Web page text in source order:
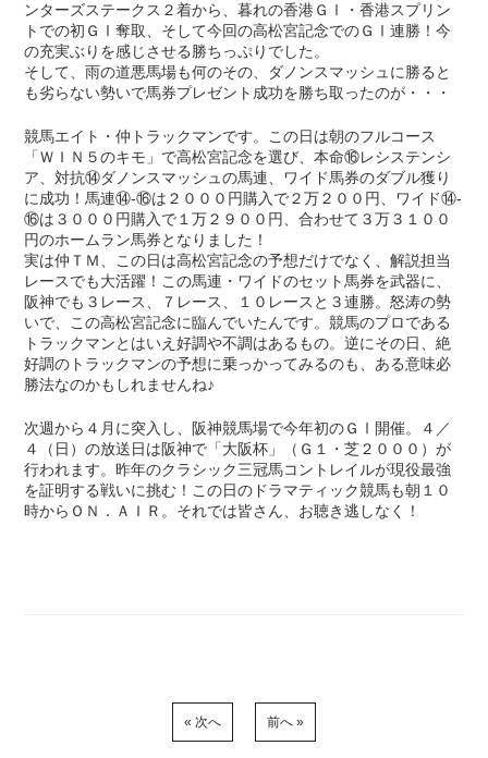
ンターズステークス２着から、暮れの香港ＧⅠ・香港スプリン
トでの初ＧⅠ奪取、そして今回の高松宮記念でのＧⅠ連勝！今
の充実ぶりを感じさせる勝ちっぷりでした。
そして、雨の道悪馬場も何のその、ダノンスマッシュに勝ると
も劣らない勢いで馬券プレゼント成功を勝ち取ったのが・・・
競馬エイト・仲トラックマンです。この日は朝のフルコース
「ＷＩＮ５のキモ」で高松宮記念を選び、本命⑯レシステンシ
ア、対抗⑭ダノンスマッシュの馬連、ワイド馬券のダブル獲り
に成功！馬連⑭-⑯は２０００円購入で２万２００円、ワイド⑭-
⑯は３０００円購入で１万２９００円、合わせて３万３１００
円のホームラン馬券となりました！
実は仲ＴＭ、この日は高松宮記念の予想だけでなく、解説担当
レースでも大活躍！この馬連・ワイドのセット馬券を武器に、
阪神でも３レース、７レース、１０レースと３連勝。怒涛の勢
いで、この高松宮記念に臨んでいたんです。競馬のプロである
トラックマンとはいえ好調や不調はあるもの。逆にその日、絶
好調のトラックマンの予想に乗っかってみるのも、ある意味必
勝法なのかもしれませんね♪
次週から４月に突入し、阪神競馬場で今年初のＧⅠ開催。４／
４（日）の放送日は阪神で「大阪杯」（Ｇ１・芝２０００）が
行われます。昨年のクラシック三冠馬コントレイルが現役最強
を証明する戦いに挑む！この日のドラマティック競馬も朝１０
時からＯＮ．ＡＩＲ。それでは皆さん、お聴き逃しなく！
« 次へ 前へ »